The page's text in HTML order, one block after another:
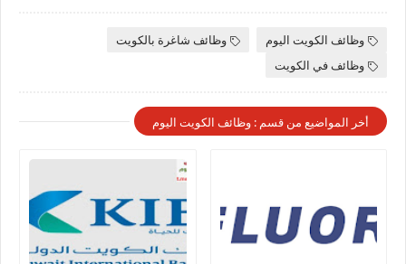
وظائف الكويت اليوم
وظائف شاغرة بالكويت
وظائف في الكويت
أخر المواضيع من قسم : وظائف الكويت اليوم